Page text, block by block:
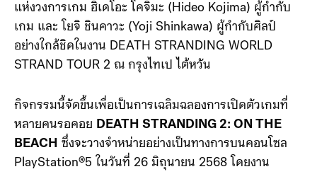
แห่งวงการเกม ฮิเดโอะ โคจิมะ (Hideo Kojima) ผู้กำกับ
เกม และ โยจิ ชินคาวะ (Yoji Shinkawa) ผู้กำกับศิลป์
อย่างใกล้ชิดในงาน DEATH STRANDING WORLD
STRAND TOUR 2 ณ กรุงไทเป ไต้หวัน
กิจกรรมนี้จัดขึ้นเพื่อเป็นการเฉลิมฉลองการเปิดตัวเกมที่
หลายคนรอคอย DEATH STRANDING 2: ON THE
BEACH ซึ่งจะวางจำหน่ายอย่างเป็นทางการบนคอนโซล
PlayStation®5 ในวันที่ 26 มิถุนายน 2568 โดยงาน